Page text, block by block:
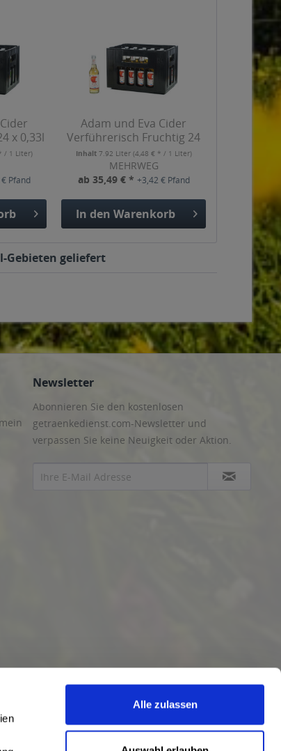
Alle zulassen
x 0,33l
/ 1 Liter)
Pfand
Adam und Eva Cider
Verführerisch Fruchtig 24
x...
Inhalt 7.92 Liter (4,48 € * / 1 Liter)
MEHRWEG
ab 35,49 € * +3,42 € Pfand
In den Warenkorb
Gebieten geliefert
Newsletter
Abonnieren Sie den kostenlosen
getraenkedienst.com-Newsletter und
verpassen Sie keine Neuigkeit oder Aktion.